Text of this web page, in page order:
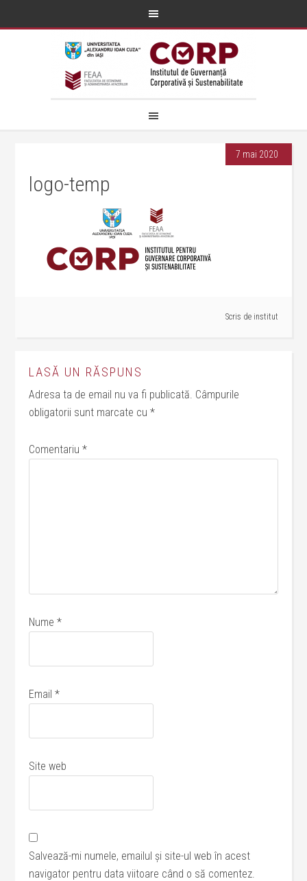
7 mai 2020
logo-temp
Scris de institut
LASĂ UN RĂSPUNS
Adresa ta de email nu va fi publicată. Câmpurile
obligatorii sunt marcate cu*
Comentariu*
Nume*
Email*
Site web
Salvează-mi numele, emailul și site-ul web în acest
navigator pentru data viitoare când o să comentez.